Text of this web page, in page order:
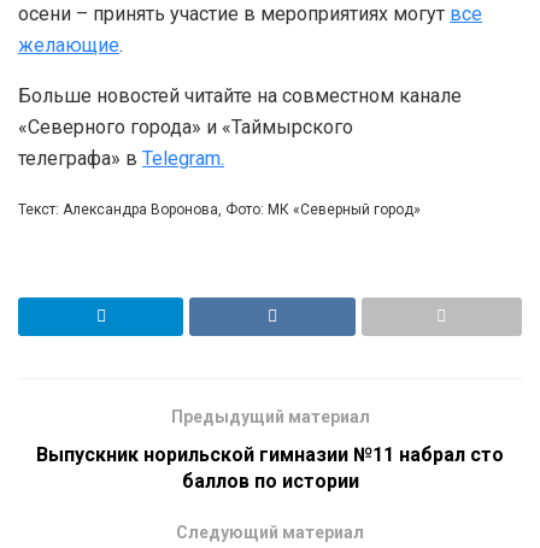
осени – принять участие в мероприятиях могут все
желающие.
Больше новостей читайте на совместном канале
«Северного города» и «Таймырского
телеграфа» в Telegram.
Текст: Александра Воронова, Фото: МК «Северный город»
Предыдущий материал
Выпускник норильской гимназии №11 набрал сто
баллов по истории
Следующий материал